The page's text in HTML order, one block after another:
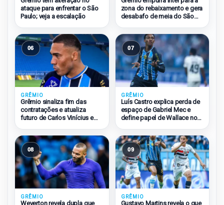
ataque para enfrentar o São
Paulo; veja a escalação
zona do rebaixamento e gera
desabafo de meia do São
06
GRÊMIO
Grêmio sinaliza fim das
contratações e atualiza
futuro de Carlos Vinícius e
07
GRÊMIO
Luís Castro explica perda de
espaço de Gabriel Mec e
define papel de Wallace no
08
GRÊMIO
Weverton revela dupla que
09
GRÊMIO
Gustavo Martins revela o que